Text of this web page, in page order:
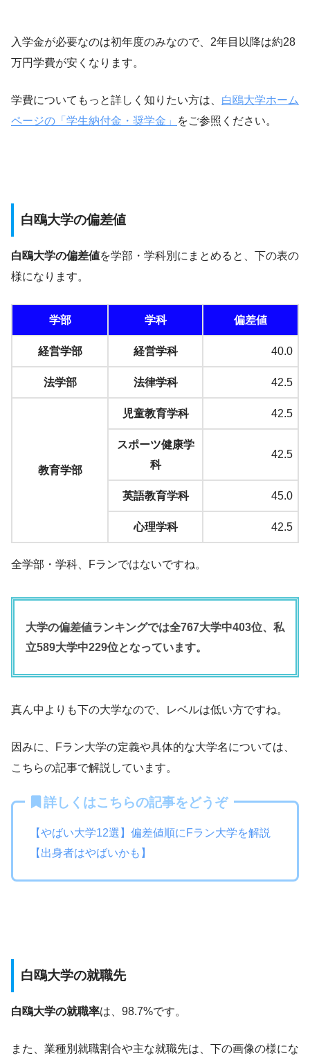
入学金が必要なのは初年度のみなので、2年目以降は約28
万円学費が安くなります。
学費についてもっと詳しく知りたい方は、 白鴎大学ホーム
ページの「学生納付金・奨学金」
をご参照ください。
白鴎大学の偏差値
白鴎大学の偏差値を学部・学科別にまとめると、下の表の
様になります。
学部 学科 偏差値
経営学部 経営学科 40.0
法学部 法律学科 42.5
教育学部
児童教育学科 42.5
スポーツ健康学
科
42.5
英語教育学科 45.0
心理学科 42.5
全学部・学科、Fランではないですね。
大学の偏差値ランキングでは全767大学中403位、私
立589大学中229位となっています。
真ん中よりも下の大学なので、レベルは低い方ですね。
因みに、Fラン大学の定義や具体的な大学名については、
こちらの記事で解説しています。
詳しくはこちらの記事をどうぞ
【やばい大学12選】偏差値順にFラン大学を解説
【出身者はやばいかも】
白鴎大学の就職先
白鴎大学の就職率は、98.7%です。
また、業種別就職割合や主な就職先は、下の画像の様にな